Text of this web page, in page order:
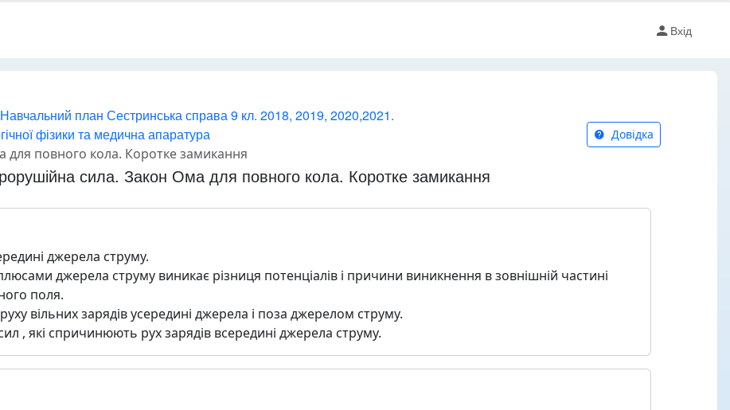
Вхід
Навчальний план Сестринська справа 9 кл. 2018, 2019, 2020,2021.
фізики та медична апаратура
для повного кола. Коротке замикання
Довідка
сила. Закон Ома для повного кола. Коротке замикання
джерела струму.
джерела струму виникає різниця потенціалів і причини виникнення в зовнішній частині
поля.
вільних зарядів усередині джерела і поза джерелом струму.
, які спричинюють рух зарядів всередині джерела струму.